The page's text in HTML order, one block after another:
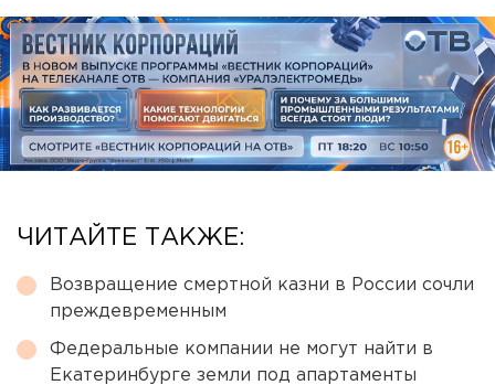
ЧИТАЙТЕ ТАКЖЕ:
Возвращение смертной казни в России сочли
преждевременным
Федеральные компании не могут найти в
Екатеринбурге земли под апартаменты